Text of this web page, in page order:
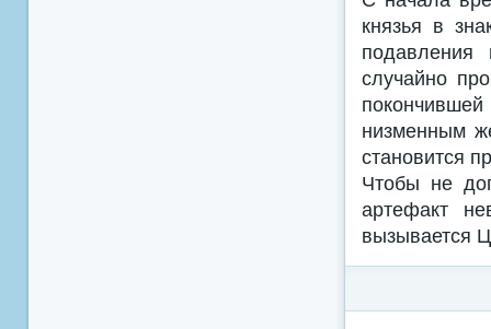
князья в
случайно
низменным
становится
Чтобы не
артефакт
вызывается